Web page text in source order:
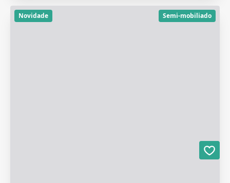
Novidade Semi-mobiliado